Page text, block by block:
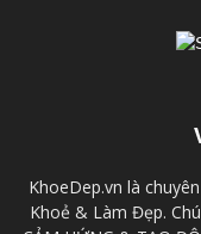
KhoeDep.vn là
Khoẻ & Làm Đẹp.